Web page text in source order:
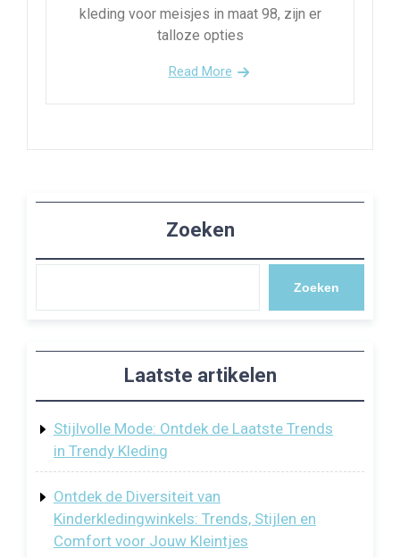
kleding voor meisjes in maat 98, zijn er
talloze opties
Read More
Zoeken
Zoeken
Laatste artikelen
Stijlvolle Mode: Ontdek de Laatste Trends
in Trendy Kleding
Ontdek de Diversiteit van
Kinderkledingwinkels: Trends, Stijlen en
Comfort voor Jouw Kleintjes